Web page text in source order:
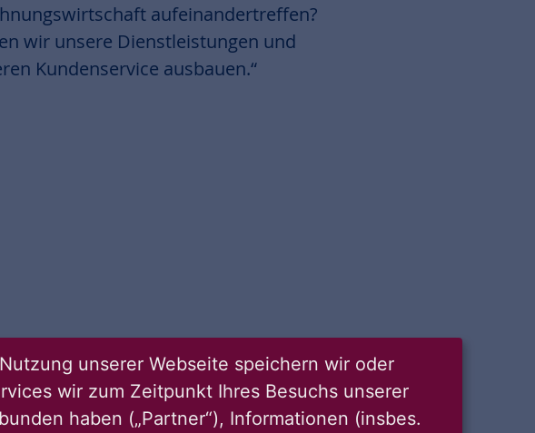
aufeinandertreffen?
wir unsere Dienstleistungen und
Kundenservice ausbauen.“
unserer Webseite speichern wir oder
wir zum Zeitpunkt Ihres Besuchs unserer
haben („Partner“), Informationen (insbes.